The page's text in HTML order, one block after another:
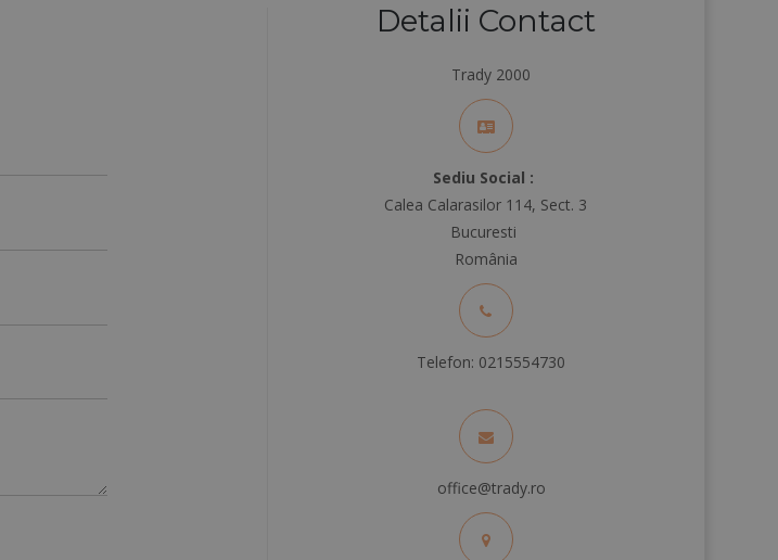
Detalii Contact
Trady 2000
Sediu Social :
Calea Calarasilor 114, Sect. 3
Bucuresti
România
Telefon: 0215554730
office@trady.ro